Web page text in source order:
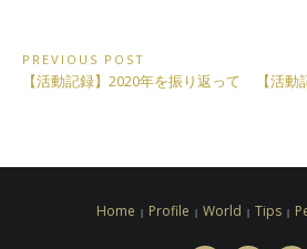
投
稿
ビ
PREVIOUS POST
Previous
【活動記録】2020年を振り返って
Next
【活
Home Profile World Tips